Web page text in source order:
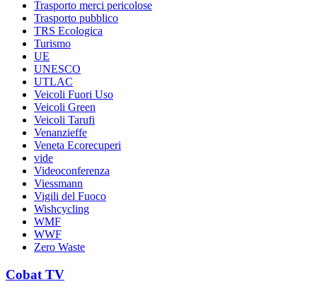
Trasporto merci pericolose
Trasporto pubblico
TRS Ecologica
Turismo
UE
UNESCO
UTLAC
Veicoli Fuori Uso
Veicoli Green
Veicoli Tarufi
Venanzieffe
Veneta Ecorecuperi
vide
Videoconferenza
Viessmann
Vigili del Fuoco
Wishcycling
WMF
WWF
Zero Waste
Cobat TV